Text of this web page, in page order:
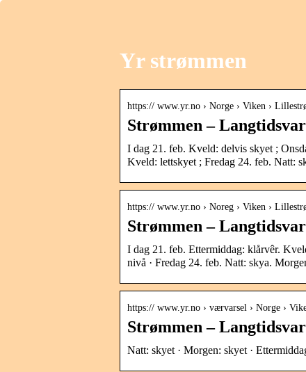
Yr strømmen
https:// www.yr.no › Norge › Viken ›
Strømmen –
I dag 21. feb. Kveld: delvis skyet ;
Kveld: lettskyet ; Fredag 24. feb. Natt:
https:// www.yr.no › Noreg › Viken ›
Strømmen –
I dag 21. feb. Ettermiddag: klårvêr.
nivå · Fredag 24. feb. Natt: skya.
https:// www.yr.no › værvarsel › Norge ›
Strømmen –
Natt: skyet · Morgen: skyet ·